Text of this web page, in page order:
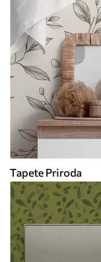
Tapete Priroda